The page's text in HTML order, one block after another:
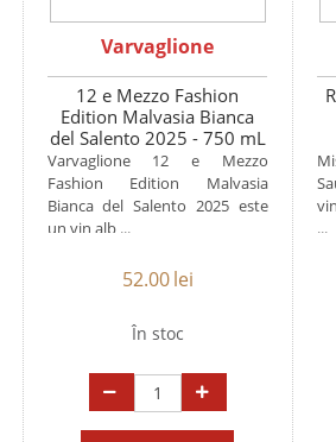
Varvaglione
12 e Mezzo Fashion
Edition Malvasia Bianca
del Salento 2025 - 750 mL
Varvaglione 12 e Mezzo
Fashion Edition Malvasia
Bianca del Salento 2025 este
un vin alb ...
52.00lei
În stoc
...